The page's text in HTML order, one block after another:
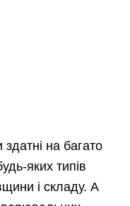
на багато
яких типів
і складу. А